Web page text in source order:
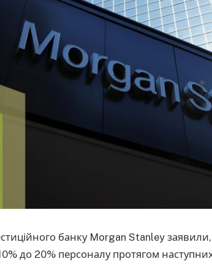
банку Morgan Stanley
до 20% персоналу протягом